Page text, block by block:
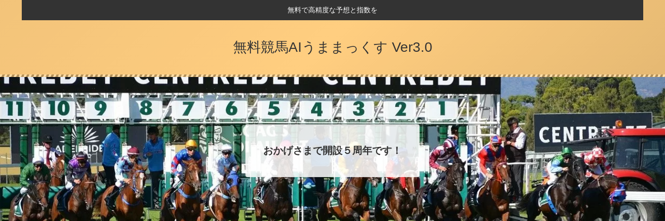
無料で高精度な予想と指数を
無料競馬AIうままっくす Ver3.0
おかげさまで開設５周年です！